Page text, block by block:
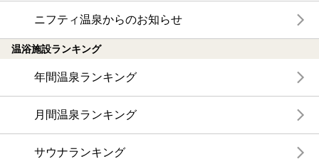
ニフティ温泉からのお知らせ
温浴施設ランキング
年間温泉ランキング
月間温泉ランキング
サウナランキング